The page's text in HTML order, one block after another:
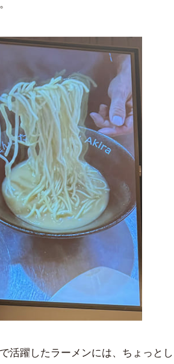
活躍したラーメンには、ちょっとし